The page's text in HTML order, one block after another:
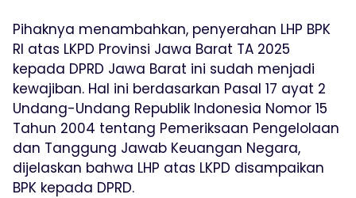
Pihaknya menambahkan, penyerahan LHP BPK
RI atas LKPD Provinsi Jawa Barat TA 2025
kepada DPRD Jawa Barat ini sudah menjadi
kewajiban. Hal ini berdasarkan Pasal 17 ayat 2
Undang-Undang Republik Indonesia Nomor 15
Tahun 2004 tentang Pemeriksaan Pengelolaan
dan Tanggung Jawab Keuangan Negara,
dijelaskan bahwa LHP atas LKPD disampaikan
BPK kepada DPRD.